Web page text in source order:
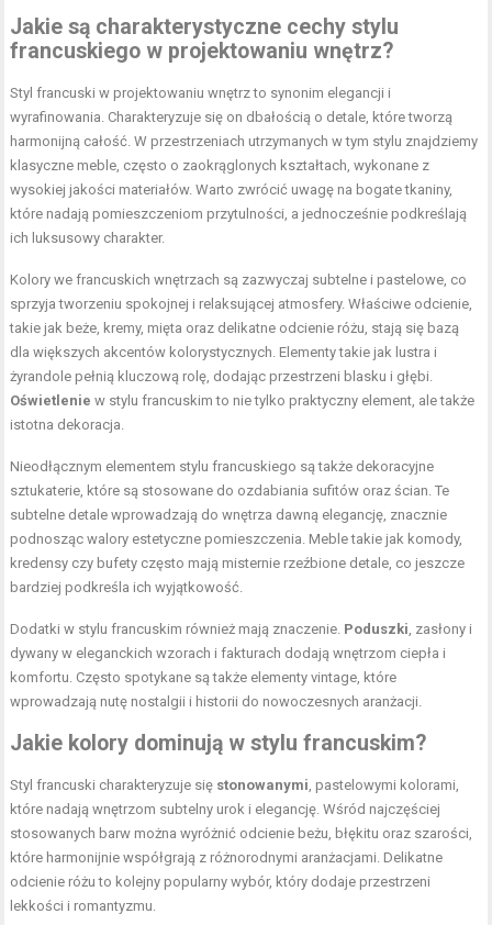
Jakie są charakterystyczne cechy stylu
francuskiego w projektowaniu wnętrz?
Styl francuski w projektowaniu wnętrz to synonim elegancji i
wyrafinowania. Charakteryzuje się on dbałością o detale, które tworzą
harmonijną całość. W przestrzeniach utrzymanych w tym stylu znajdziemy
klasyczne meble, często o zaokrąglonych kształtach, wykonane z
wysokiej jakości materiałów. Warto zwrócić uwagę na bogate tkaniny,
które nadają pomieszczeniom przytulności, a jednocześnie podkreślają
ich luksusowy charakter.
Kolory we francuskich wnętrzach są zazwyczaj subtelne i pastelowe, co
sprzyja tworzeniu spokojnej i relaksującej atmosfery. Właściwe odcienie,
takie jak beże, kremy, mięta oraz delikatne odcienie różu, stają się bazą
dla większych akcentów kolorystycznych. Elementy takie jak lustra i
żyrandole pełnią kluczową rolę, dodając przestrzeni blasku i głębi.
Oświetlenie w stylu francuskim to nie tylko praktyczny element, ale także
istotna dekoracja.
Nieodłącznym elementem stylu francuskiego są także dekoracyjne
sztukaterie, które są stosowane do ozdabiania sufitów oraz ścian. Te
subtelne detale wprowadzają do wnętrza dawną elegancję, znacznie
podnosząc walory estetyczne pomieszczenia. Meble takie jak komody,
kredensy czy bufety często mają misternie rzeźbione detale, co jeszcze
bardziej podkreśla ich wyjątkowość.
Dodatki w stylu francuskim również mają znaczenie. Poduszki , zasłony i
dywany w eleganckich wzorach i fakturach dodają wnętrzom ciepła i
komfortu. Często spotykane są także elementy vintage, które
wprowadzają nutę nostalgii i historii do nowoczesnych aranżacji.
Jakie kolory dominują w stylu francuskim?
Styl francuski charakteryzuje się stonowanymi , pastelowymi kolorami,
które nadają wnętrzom subtelny urok i elegancję. Wśród najczęściej
stosowanych barw można wyróżnić odcienie beżu, błękitu oraz szarości,
które harmonijnie współgrają z różnorodnymi aranżacjami. Delikatne
odcienie różu to kolejny popularny wybór, który dodaje przestrzeni
lekkości i romantyzmu.